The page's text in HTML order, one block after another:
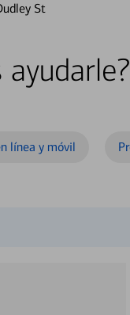
St
línea y móvil